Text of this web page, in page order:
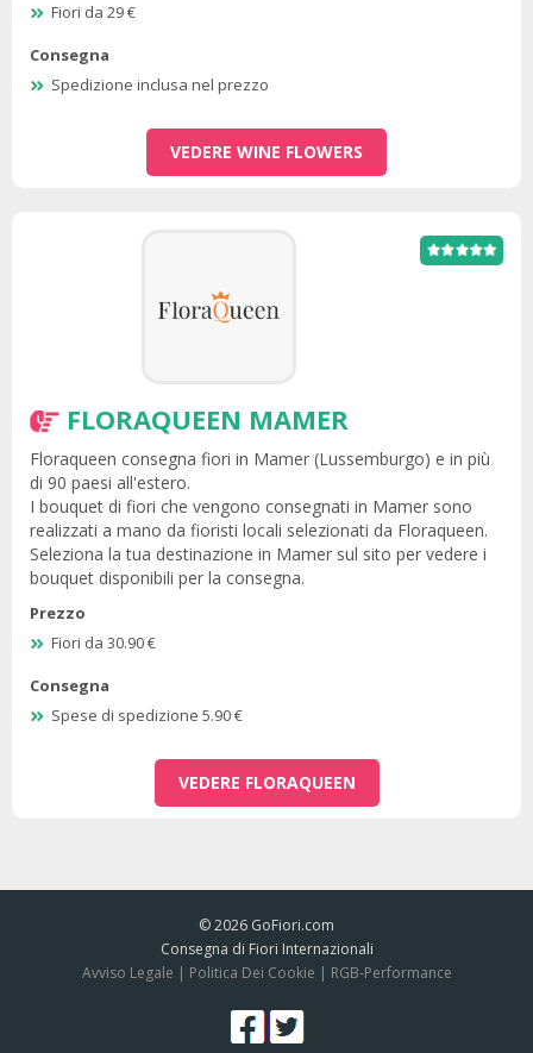
Fiori da 29 €
Consegna
Spedizione inclusa nel prezzo
VEDERE WINE FLOWERS
FLORAQUEEN MAMER
Floraqueen consegna fiori in Mamer (Lussemburgo) e in più
di 90 paesi all'estero.
I bouquet di fiori che vengono consegnati in Mamer sono
realizzati a mano da fioristi locali selezionati da Floraqueen.
Seleziona la tua destinazione in Mamer sul sito per vedere i
bouquet disponibili per la consegna.
Prezzo
Fiori da 30.90 €
Consegna
Spese di spedizione 5.90 €
VEDERE FLORAQUEEN
© 2026 GoFiori.com
Consegna di Fiori Internazionali
Avviso Legale | Politica Dei Cookie | RGB-Performance